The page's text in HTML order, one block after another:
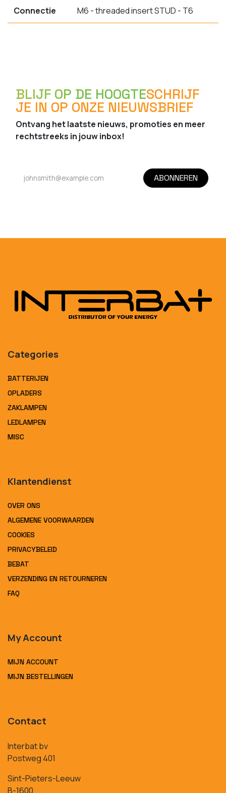
Connectie M6 - threaded insert STUD - T6
BLIJF OP DE HOOGTESCHRIJF
JE IN OP ONZE NIEUWSBRIEF
Ontvang het laatste nieuws, promoties en meer
rechtstreeks in jouw inbox!
ABONNEREN
Categories
BATTERIJEN
OPLADERS
ZAKLAMPEN
LEDLAMPEN
MISC
Klantendienst
OVER ONS
ALGEMENE VOORWAARDEN
COOKIES
PRIVACYBELEID
BEBAT
VERZENDING EN RETOURNEREN
FAQ
My Account
MIJN ACCOUNT
MIJN BESTELLINGEN
Contact
Interbat bv
Postweg 401
Sint-Pieters-Leeuw
B-1600